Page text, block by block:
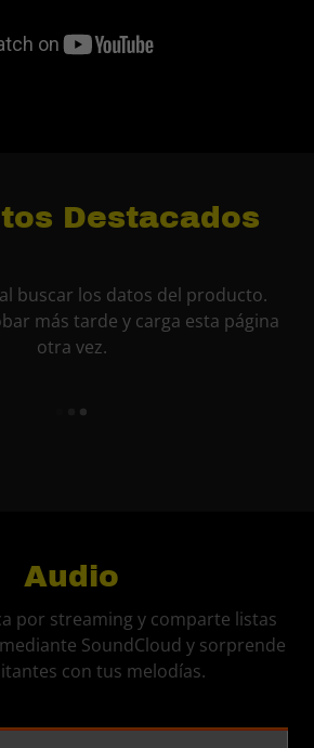
Destacados
buscar los datos del producto.
más tarde y carga esta página
otra vez.
Audio
por streaming y comparte listas
SoundCloud y sorprende
con tus melodías.